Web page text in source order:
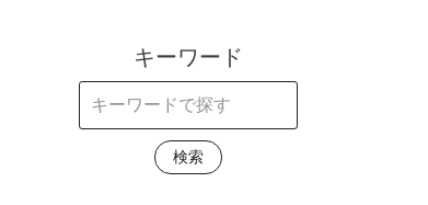
キーワード
検索